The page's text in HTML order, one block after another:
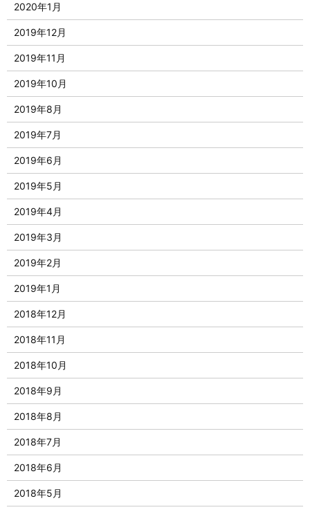
2020年1月
2019年12月
2019年11月
2019年10月
2019年8月
2019年7月
2019年6月
2019年5月
2019年4月
2019年3月
2019年2月
2019年1月
2018年12月
2018年11月
2018年10月
2018年9月
2018年8月
2018年7月
2018年6月
2018年5月